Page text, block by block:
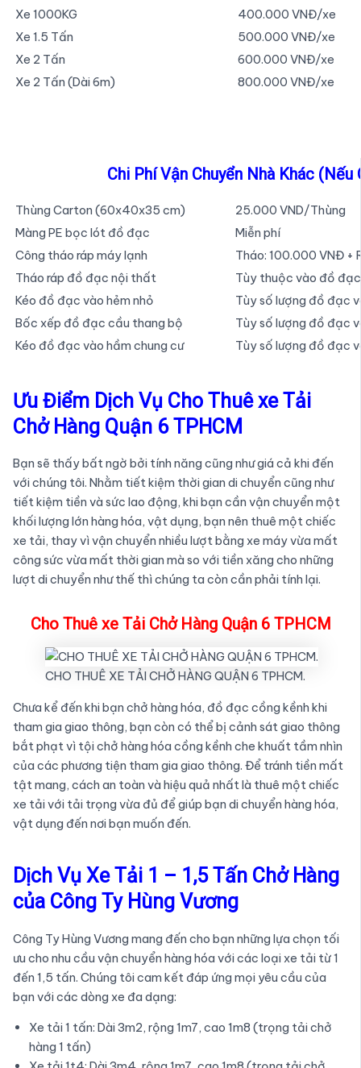
Xe 1000KG
400.000 VNĐ/xe
Xe 1.5 Tấn
500.000 VNĐ/xe
Xe 2 Tấn
600.000 VNĐ/xe
Xe 2 Tấn (Dài 6m)
800.000 VNĐ/xe
Chi Phí Vận Chuyển Nhà Khác (Nếu
Thùng Carton (60x40x35 cm)
25.000 VND/Thùng
Màng PE bọc lót đồ đạc
Miễn phí
Công tháo ráp máy lạnh
Tháo: 100.000 VNĐ +
Tháo ráp đồ đạc nội thất
Tùy thuộc vào đồ
Kéo đồ đạc vào hẻm nhỏ
Tùy số lượng đồ đạc
Bốc xếp đồ đạc cầu thang bộ
Tùy số lượng đồ đạc
Kéo đồ đạc vào hầm chung cư
Tùy số lượng đồ đạc
Ưu Điểm Dịch Vụ Cho Thuê xe Tải
Chở Hàng Quận 6 TPHCM
Bạn sẽ thấy bất ngờ bởi tính năng cũng như giá cả khi đến
với chúng tôi. Nhằm tiết kiệm thời gian di chuyển cũng như
tiết kiệm tiền và sức lao động, khi bạn cần vận chuyển một
khối lượng lớn hàng hóa, vật dụng, bạn nên thuê một chiếc
xe tải, thay vì vận chuyển nhiều lượt bằng xe máy vừa mất
công sức vừa mất thời gian mà so với tiền xăng cho những
lượt di chuyển như thế thì chúng ta còn cần phải tính lại.
Cho Thuê xe Tải Chở Hàng Quận 6 TPHCM
CHO THUÊ XE TẢI CHỞ HÀNG QUẬN 6 TPHCM.
Chưa kể đến khi bạn chở hàng hóa, đồ đạc cồng kềnh khi
tham gia giao thông, bạn còn có thể bị cảnh sát giao thông
bắt phạt vì tội chở hàng hóa cồng kềnh che khuất tầm nhìn
của các phương tiện tham gia giao thông. Để tránh tiền mất
tật mang, cách an toàn và hiệu quả nhất là thuê một chiếc
xe tải với tải trọng vừa đủ để giúp bạn di chuyển hàng hóa,
vật dụng đến nơi bạn muốn đến.
Dịch Vụ Xe Tải 1 – 1,5 Tấn Chở Hàng
của Công Ty Hùng Vương
Công Ty Hùng Vương mang đến cho bạn những lựa chọn tối
ưu cho nhu cầu vận chuyển hàng hóa với các loại xe tải từ 1
đến 1,5 tấn. Chúng tôi cam kết đáp ứng mọi yêu cầu của
bạn với các dòng xe đa dạng:
Xe tải 1 tấn: Dài 3m2, rộng 1m7, cao 1m8 (trọng tải chở
hàng 1 tấn)